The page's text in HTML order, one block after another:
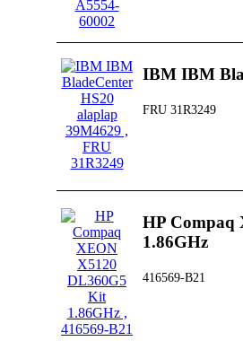
IBM IBM
FRU 31R3249
HP Compaq
1.86GHz
416569-B21